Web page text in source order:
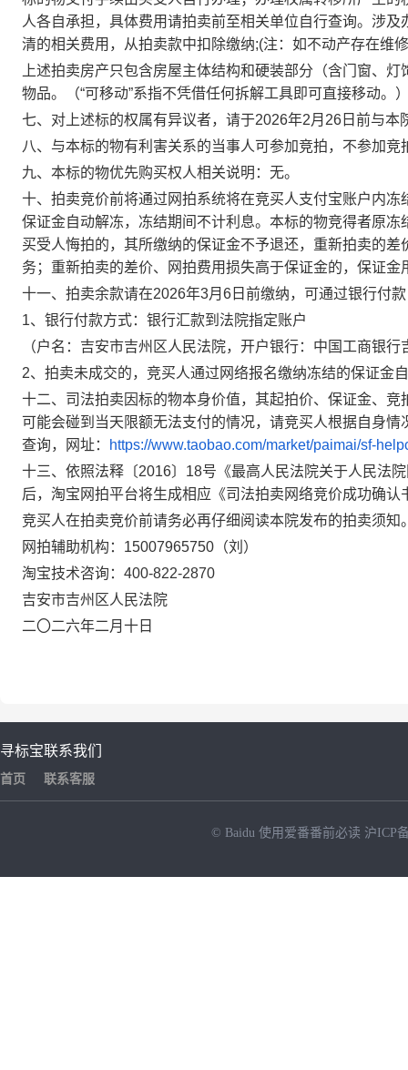
人各自承担，具体费用请拍卖前至相关单位自行查询。涉
清的相关费用，从拍卖款中扣除缴纳;(注：如不动产存在维
上述拍卖房产只包含房屋主体结构和硬装部分（含门窗、
物品。（“可移动”系指不凭借任何拆解工具即可直接移动。
七、对上述标的权属有异议者，请于2026年2月 26 日 前与本
八、与本标的物有利害关系的当事人可参加竞拍，不参加
九、本标的物优先购买权人相关说明：无。
十、拍卖竞价前将通过网拍系统将在竞买人支付宝账户内
保证金自动解冻，冻结期间不计利息。本标的物竞得者原
买受人悔拍的，其所缴纳的保证金不予退还，重新拍卖的
务；重新拍卖的差价、网拍费用损失高于保证金的，保证
十一、拍卖余款请在2026年3月 6 日 前缴纳，可通过银行付
1、银行付款方式：银行汇款到法院指定账户
（户名：吉安市吉州区人民法院，开户银行：中国工商银
2、拍卖未成交的，竞买人通过网络报名缴纳冻结的保证金
十二、司法拍卖因标的物本身价值，其起拍价、保证金、
可能会碰到当天限额无法支付的情况，请竞买人根据自身
查询，网址：
https://www.taobao.com/market/paimai/sf-
十三、依照法释〔2016〕 18号《最高人民法院关于人民法
后，淘宝网拍平台将生成相应《司法拍卖网络竞价成功确
竞买人在拍卖竞价前请务必再仔细阅读本院发布的拍卖须知
网拍辅助机构： 15007965750 （刘 ）
淘宝技术咨询： 400-822-2870
吉安市吉州区人民法院
二〇二六年二月 十 日
寻标宝
首页
联系我们
联系客服
© Baidu 使用爱番番前必读 沪ICP